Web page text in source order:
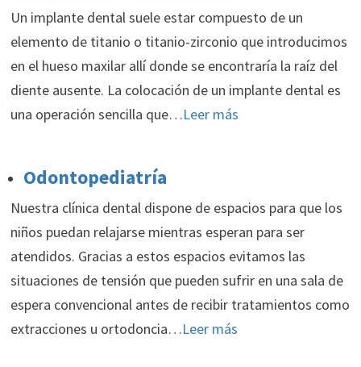
Un implante dental suele estar compuesto de un
elemento de titanio o titanio-zirconio que introducimos
en el hueso maxilar allí donde se encontraría la raíz del
diente ausente. La colocación de un implante dental es
una operación sencilla que…Leer más
Odontopediatría
Nuestra clínica dental dispone de espacios para que los
niños puedan relajarse mientras esperan para ser
atendidos. Gracias a estos espacios evitamos las
situaciones de tensión que pueden sufrir en una sala de
espera convencional antes de recibir tratamientos como
extracciones u ortodoncia…Leer más